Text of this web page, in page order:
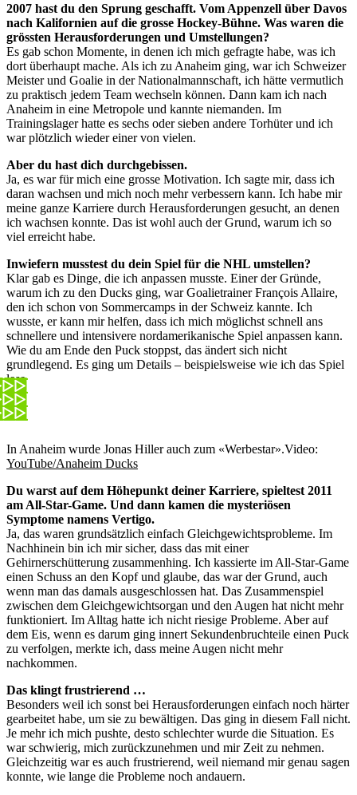
2007 hast du den Sprung geschafft. Vom Appenzell über Davos
nach Kalifornien auf die grosse Hockey-Bühne. Was waren die
grössten Herausforderungen und Umstellungen?
Es gab schon Momente, in denen ich mich gefragte habe, was ich
dort überhaupt mache. Als ich zu Anaheim ging, war ich Schweizer
Meister und Goalie in der Nationalmannschaft, ich hätte vermutlich
zu praktisch jedem Team wechseln können. Dann kam ich nach
Anaheim in eine Metropole und kannte niemanden. Im
Trainingslager hatte es sechs oder sieben andere Torhüter und ich
war plötzlich wieder einer von vielen.
Aber du hast dich durchgebissen.
Ja, es war für mich eine grosse Motivation. Ich sagte mir, dass ich
daran wachsen und mich noch mehr verbessern kann. Ich habe mir
meine ganze Karriere durch Herausforderungen gesucht, an denen
ich wachsen konnte. Das ist wohl auch der Grund, warum ich so
viel erreicht habe.
Inwiefern musstest du dein Spiel für die NHL umstellen?
Klar gab es Dinge, die ich anpassen musste. Einer der Gründe,
warum ich zu den Ducks ging, war Goalietrainer François Allaire,
den ich schon von Sommercamps in der Schweiz kannte. Ich
wusste, er kann mir helfen, dass ich mich möglichst schnell ans
schnellere und intensivere nordamerikanische Spiel anpassen kann.
Wie du am Ende den Puck stoppst, das ändert sich nicht
grundlegend. Es ging um Details – beispielsweise wie ich das Spiel
lese.
In Anaheim wurde Jonas Hiller auch zum «Werbestar».Video:
YouTube/Anaheim Ducks
Du warst auf dem Höhepunkt deiner Karriere, spieltest 2011
am All-Star-Game. Und dann kamen die mysteriösen
Symptome namens Vertigo.
Ja, das waren grundsätzlich einfach Gleichgewichtsprobleme. Im
Nachhinein bin ich mir sicher, dass das mit einer
Gehirnerschütterung zusammenhing. Ich kassierte im All-Star-Game
einen Schuss an den Kopf und glaube, das war der Grund, auch
wenn man das damals ausgeschlossen hat. Das Zusammenspiel
zwischen dem Gleichgewichtsorgan und den Augen hat nicht mehr
funktioniert. Im Alltag hatte ich nicht riesige Probleme. Aber auf
dem Eis, wenn es darum ging innert Sekundenbruchteile einen Puck
zu verfolgen, merkte ich, dass meine Augen nicht mehr
nachkommen.
Das klingt frustrierend …
Besonders weil ich sonst bei Herausforderungen einfach noch härter
gearbeitet habe, um sie zu bewältigen. Das ging in diesem Fall nicht.
Je mehr ich mich pushte, desto schlechter wurde die Situation. Es
war schwierig, mich zurückzunehmen und mir Zeit zu nehmen.
Gleichzeitig war es auch frustrierend, weil niemand mir genau sagen
konnte, wie lange die Probleme noch andauern.